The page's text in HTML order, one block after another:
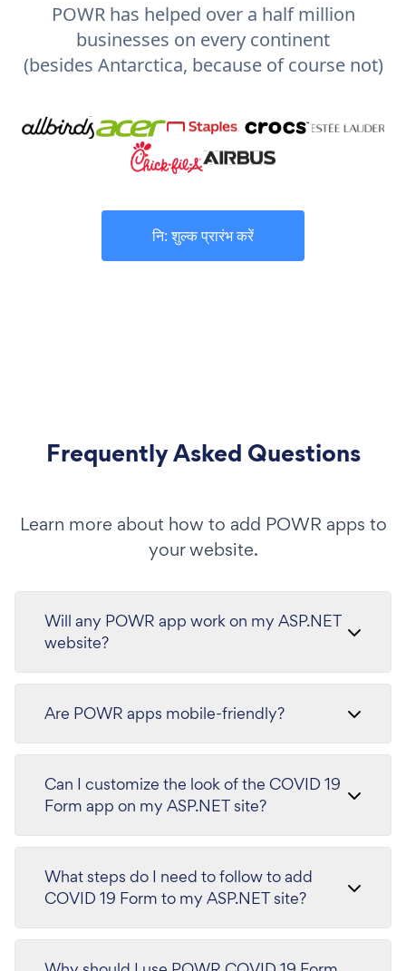
POWR has helped over a half million
businesses on every continent
(besides Antarctica, because of course not)
नि: शुल्क प्रारंभ करें
Frequently Asked Questions
Learn more about how to add POWR apps to
your website.
Will any POWR app work on my ASP.NET
website?
Are POWR apps mobile-friendly?
Can I customize the look of the COVID 19
Form app on my ASP.NET site?
What steps do I need to follow to add
COVID 19 Form to my ASP.NET site?